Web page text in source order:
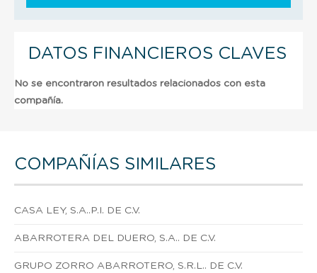
DATOS FINANCIEROS CLAVES
No se encontraron resultados relacionados con esta
compañía.
COMPAÑÍAS SIMILARES
CASA LEY, S.A..P.I. DE C.V.
ABARROTERA DEL DUERO, S.A.. DE C.V.
GRUPO ZORRO ABARROTERO, S.R.L.. DE C.V.